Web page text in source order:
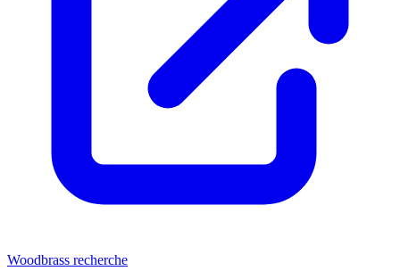
Woodbrass recherche